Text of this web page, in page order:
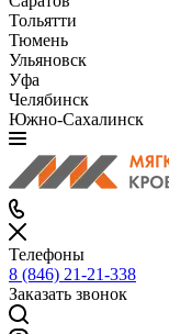
Тольятти
Тюмень
Ульяновск
Уфа
Челябинск
Южно-Сахалинск
Телефоны
8 (846) 21-21-338
Заказать звонок